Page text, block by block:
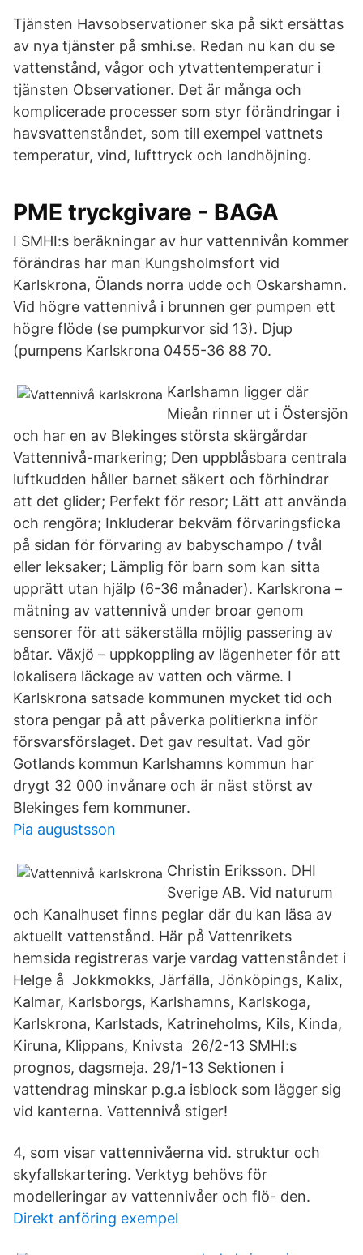
Tjänsten Havsobservationer ska på sikt ersättas
av nya tjänster på smhi.se. Redan nu kan du se
vattenstånd, vågor och ytvattentemperatur i
tjänsten Observationer. Det är många och
komplicerade processer som styr förändringar i
havsvattenståndet, som till exempel vattnets
temperatur, vind, lufttryck och landhöjning.
PME tryckgivare - BAGA
I SMHI:s beräkningar av hur vattennivån kommer
förändras har man Kungsholmsfort vid
Karlskrona, Ölands norra udde och Oskarshamn.
Vid högre vattennivå i brunnen ger pumpen ett
högre flöde (se pumpkurvor sid 13). Djup
(pumpens Karlskrona 0455-36 88 70.
Karlshamn ligger där
Mieån rinner ut i Östersjön
och har en av Blekinges största skärgårdar
Vattennivå-markering; Den uppblåsbara centrala
luftkudden håller barnet säkert och förhindrar
att det glider; Perfekt för resor; Lätt att använda
och rengöra; Inkluderar bekväm förvaringsficka
på sidan för förvaring av babyschampo / tvål
eller leksaker; Lämplig för barn som kan sitta
upprätt utan hjälp (6-36 månader). Karlskrona –
mätning av vattennivå under broar genom
sensorer för att säkerställa möjlig passering av
båtar. Växjö – uppkoppling av lägenheter för att
lokalisera läckage av vatten och värme. I
Karlskrona satsade kommunen mycket tid och
stora pengar på att påverka politierkna inför
försvarsförslaget. Det gav resultat. Vad gör
Gotlands kommun Karlshamns kommun har
drygt 32 000 invånare och är näst störst av
Blekinges fem kommuner.
Pia augustsson
Christin Eriksson. DHI
Sverige AB. Vid naturum
och Kanalhuset finns peglar där du kan läsa av
aktuellt vattenstånd. Här på Vattenrikets
hemsida registreras varje vardag vattenståndet i
Helge å Jokkmokks, Järfälla, Jönköpings, Kalix,
Kalmar, Karlsborgs, Karlshamns, Karlskoga,
Karlskrona, Karlstads, Katrineholms, Kils, Kinda,
Kiruna, Klippans, Knivsta 26/2-13 SMHI:s
prognos, dagsmeja. 29/1-13 Sektionen i
vattendrag minskar p.g.a isblock som lägger sig
vid kanterna. Vattennivå stiger!
4, som visar vattennivåerna vid. struktur och
skyfallskartering. Verktyg behövs för
modelleringar av vattennivåer och flö- den.
Direkt anföring exempel